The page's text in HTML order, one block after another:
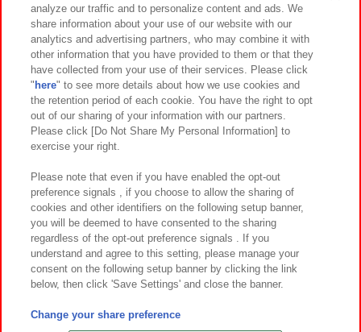
イベント・キャンペーン
関連会社 サステナビリティ サイトポリシー
プライバシーポリシー ウェブアクセシビリティ方針と検証結果
お取引先さまとともに
カスタマーハラスメント対応方針 よくあるご質問・お問い合わせ
©Bandai Namco Amusement Inc.
©Bandai Namco Amusement Lab Inc.
analyze our traffic and to personalize content and ads. We
share information about your use of our website with our
analytics and advertising partners, who may combine it with
other information that you have provided to them or that they
have collected from your use of their services. Please click
" here" to see more details about how we use cookies and
the retention period of each cookie. You have the right to opt
out of our sharing of your information with our partners.
Please click [Do Not Share My Personal Information] to
exercise your right.
Please note that even if you have enabled the opt-out
preference signals , if you choose to allow the sharing of
cookies and other identifiers on the following setup banner,
you will be deemed to have consented to the sharing
regardless of the opt-out preference signals . If you
understand and agree to this setting, please manage your
consent on the following setup banner by clicking the link
below, then click 'Save Settings' and close the banner.
Change your share preference